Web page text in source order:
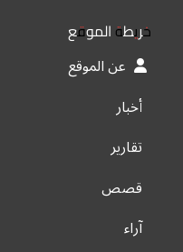
خريطة الموقع
عن الموقع
أخبار
تقارير
قصص
آراء